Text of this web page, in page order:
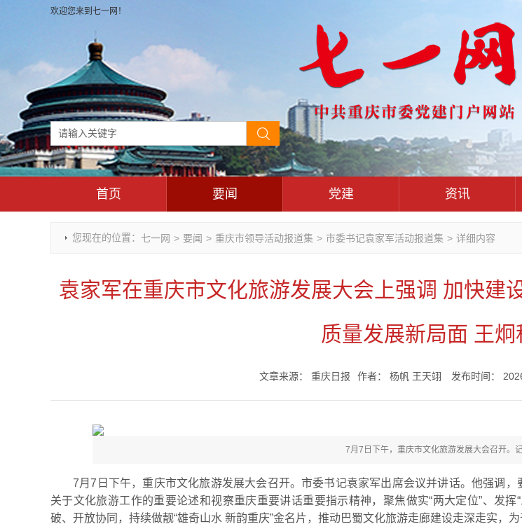
欢迎您来到七一网！
首页 要闻
重庆市领导活动报道集
理论武装
党建
干部工作
基层组织建设
资讯
学习思考
党务知识
七一书院
您现在的位置： 七一网 > 要闻 > 重庆市领导活动报道集 > 市委书记袁家军活动报道集 > 详细内容
袁家军在重庆市文化旅游发展大会上强调 加快建
质量发展新局面 王
文章来源： 重庆日报 作者： 杨帆 王天翊 发布时间：
7月7日下午，重庆市文化旅游发展大会召开。
7月7日下午，重庆市文化旅游发展大会召开。市委书记袁家军出席会议并讲话。他强调
关于文化旅游工作的重要论述和视察重庆重要讲话重要指示精神，聚焦做实“两大定位”、发
破、开放协同，持续做靓“雄奇山水 新韵重庆”金名片，推动巴蜀文化旅游走廊建设走深走实，